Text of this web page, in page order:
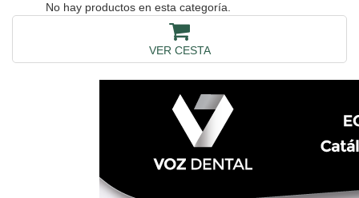
No hay productos en esta categoría.
VER CESTA